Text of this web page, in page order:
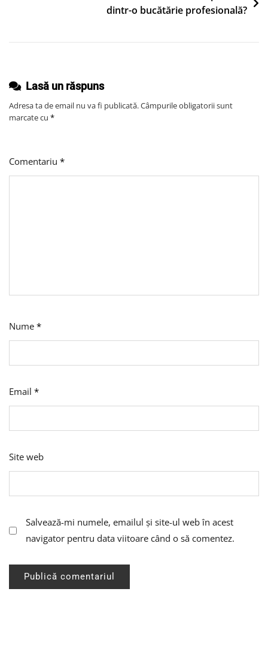
Improvizației
Spontan
dintr-o bucătărie profesională?
Lasă un răspuns
Adresa ta de email nu va fi publicată.Câmpurile obligatorii sunt
marcate cu *
Comentariu *
Nume *
Email *
Site web
Salvează-mi numele, emailul și site-ul web în acest
navigator pentru data viitoare când o să comentez.